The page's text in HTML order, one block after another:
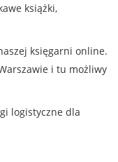
książki,
księgarni online.
i tu możliwy
logistyczne dla